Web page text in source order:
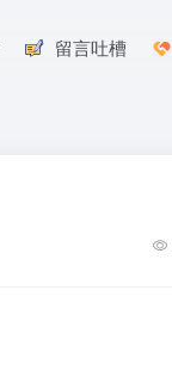
留言吐槽